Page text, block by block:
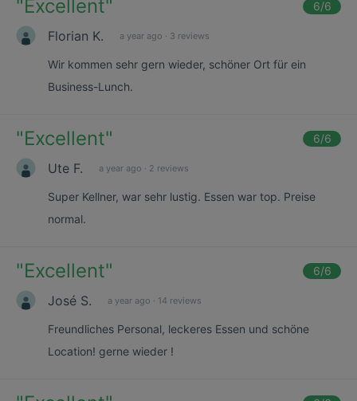
"Excellent" 6/6
Florian K. a year ago · 3 reviews
Wir kommen sehr gern wieder, schöner Ort für ein
Business-Lunch.
"Excellent" 6/6
Ute F. a year ago · 2 reviews
Super Kellner, war sehr lustig. Essen war top. Preise
normal.
"Excellent" 6/6
José S. a year ago · 14 reviews
Freundliches Personal, leckeres Essen und schöne
Location! gerne wieder !